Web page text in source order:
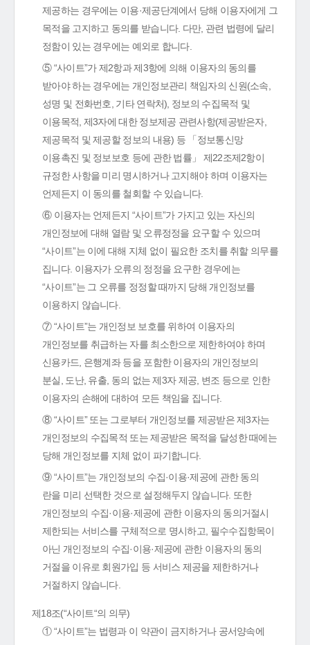
제공하는 경우에는 이용·제공단계에서 당해 이용자에게 그
목적을 고지하고 동의를 받습니다. 다만, 관련 법령에 달리
정함이 있는 경우에는 예외로 합니다.
⑤ “사이트”가 제2항과 제3항에 의해 이용자의 동의를
받아야 하는 경우에는 개인정보관리 책임자의 신원(소속,
성명 및 전화번호, 기타 연락처), 정보의 수집목적 및
이용목적, 제3자에 대한 정보제공 관련사항(제공받은자,
제공목적 및 제공할 정보의 내용) 등 「정보통신망
이용촉진 및 정보보호 등에 관한 법률」 제22조제2항이
규정한 사항을 미리 명시하거나 고지해야 하며 이용자는
언제든지 이 동의를 철회할 수 있습니다.
⑥ 이용자는 언제든지 “사이트”가 가지고 있는 자신의
개인정보에 대해 열람 및 오류정정을 요구할 수 있으며
“사이트”는 이에 대해 지체 없이 필요한 조치를 취할 의무를
집니다. 이용자가 오류의 정정을 요구한 경우에는
“사이트”는 그 오류를 정정할 때까지 당해 개인정보를
이용하지 않습니다.
⑦ “사이트”는 개인정보 보호를 위하여 이용자의
개인정보를 취급하는 자를 최소한으로 제한하여야 하며
신용카드, 은행계좌 등을 포함한 이용자의 개인정보의
분실, 도난, 유출, 동의 없는 제3자 제공, 변조 등으로 인한
이용자의 손해에 대하여 모든 책임을 집니다.
⑧ “사이트” 또는 그로부터 개인정보를 제공받은 제3자는
개인정보의 수집목적 또는 제공받은 목적을 달성한 때에는
당해 개인정보를 지체 없이 파기합니다.
⑨ “사이트”는 개인정보의 수집·이용·제공에 관한 동의
란을 미리 선택한 것으로 설정해두지 않습니다. 또한
개인정보의 수집·이용·제공에 관한 이용자의 동의거절시
제한되는 서비스를 구체적으로 명시하고, 필수수집항목이
아닌 개인정보의 수집·이용·제공에 관한 이용자의 동의
거절을 이유로 회원가입 등 서비스 제공을 제한하거나
거절하지 않습니다.
제18조(“사이트“의 의무)
① “사이트”는 법령과 이 약관이 금지하거나 공서양속에